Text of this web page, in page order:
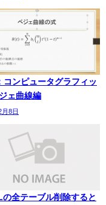
コンピュータグラフィッ
ェ曲線編
8日
の全テーブル削除すると